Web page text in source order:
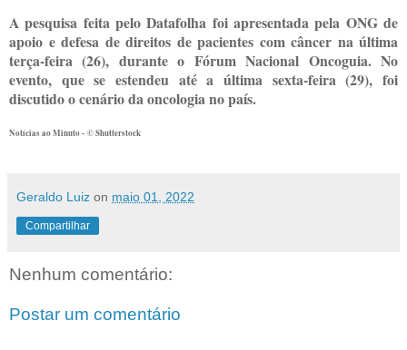
A pesquisa feita pelo Datafolha foi apresentada pela ONG de
apoio e defesa de direitos de pacientes com câncer na última
terça-feira (26), durante o Fórum Nacional Oncoguia. No
evento, que se estendeu até a última sexta-feira (29), foi
discutido o cenário da oncologia no país.
Notícias ao Minuto - © Shutterstock
Geraldo Luiz on maio 01, 2022
Compartilhar
Nenhum comentário:
Postar um comentário